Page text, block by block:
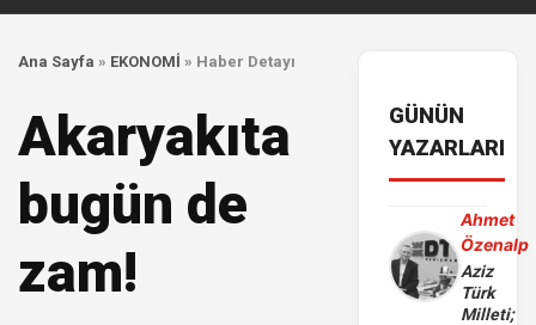
Ana Sayfa » EKONOMİ » Haber Detayı
Akaryakıta
bugün de
zam!
GÜNÜN
YAZARLARI
Ahmet
Özenalp
Aziz
Türk
Milleti;